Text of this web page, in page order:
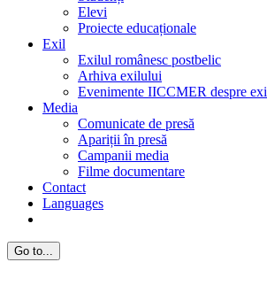
Elevi
Proiecte educaționale
Exil
Exilul românesc postbelic
Arhiva exilului
Evenimente IICCMER despre
Media
Comunicate de presă
Apariții în presă
Campanii media
Filme documentare
Contact
Languages
Go to...